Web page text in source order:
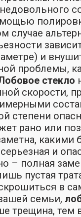
случае
и
проблемы,
стекло
скорости,
степени
рано или
и
– полная
пустая
в
семьи,
трещина, тем